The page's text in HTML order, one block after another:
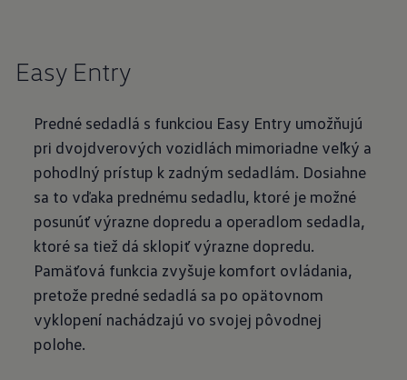
Easy Entry
Predné sedadlá s funkciou Easy Entry umožňujú
pri dvojdverových vozidlách mimoriadne veľký a
pohodlný prístup k zadným sedadlám. Dosiahne
sa to vďaka prednému sedadlu, ktoré je možné
posunúť výrazne dopredu a operadlom sedadla,
ktoré sa tiež dá sklopiť výrazne dopredu.
Pamäťová funkcia zvyšuje komfort ovládania,
pretože predné sedadlá sa po opätovnom
vyklopení nachádzajú vo svojej pôvodnej
polohe.